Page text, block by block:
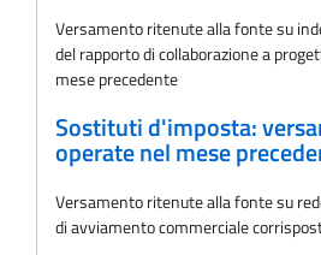
Versamento ritenute alla fonte su
del rapporto di collaborazione a
mese precedente
Sostituti d'imposta:
operate nel mese
Versamento ritenute alla fonte su
di avviamento commerciale